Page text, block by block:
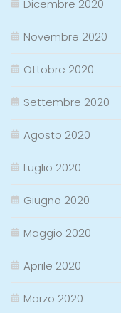
Dicembre 2020
Novembre 2020
Ottobre 2020
Settembre 2020
Agosto 2020
Luglio 2020
Giugno 2020
Maggio 2020
Aprile 2020
Marzo 2020